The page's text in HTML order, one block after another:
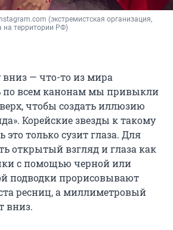
(экстремистская организация,
на территории РФ)
вниз — что-то из мира
по всем канонам мы привыкли
чтобы создать иллюзию
Корейские звезды к такому
это только сузит глаза. Для
открытый взгляд и глаза как
с помощью черной или
подводки прорисовывают
ресниц, а миллиметровый
вниз.